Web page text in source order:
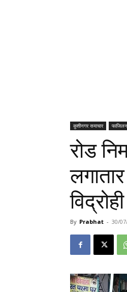
कुशीनगर समाचार
रोड
विद्रोही
By Prabhat - 30/